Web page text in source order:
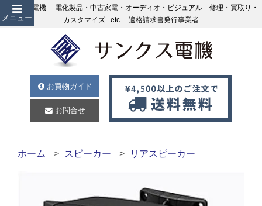
メニュー
サンクス電機 電化製品・中古家電・オーディオ・ビジュアル 修理・買取り・
カスタマイズ...etc 適格請求書発行事業者
お買物ガイド
お問合せ
ホーム スピーカー リアスピーカー